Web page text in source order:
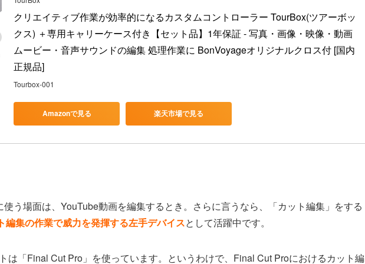
クリエイティブ作業が効率的になるカスタムコントローラー TourBox(ツアーボッ
クス) ＋専用キャリーケース付き【セット品】1年保証 - 写真・画像・映像・動画
ムービー・音声サウンドの編集 処理作業に BonVoyageオリジナルクロス付 [国内
正規品]
Tourbox-001
Amazonで見る 楽天市場で見る
う場面は、YouTube動画を編集するとき。さらに言うなら、「カット編集」をする
集の作業で威力を発揮する左手デバイスとして活躍中です。
は「Final Cut Pro」を使っています。というわけで、Final Cut Proにおけるカット編